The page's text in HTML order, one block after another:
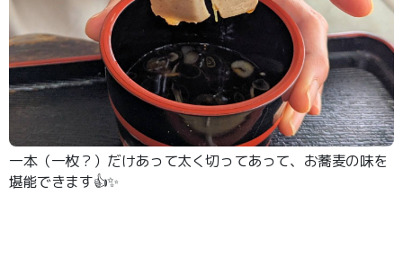
一本（一枚？）だけあって太く切ってあって、お蕎麦の味を
堪能できます👍✨